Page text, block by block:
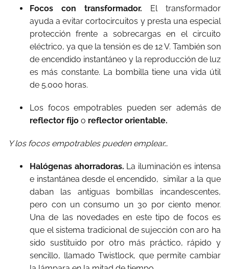
Focos con transformador. El transformador
ayuda a evitar cortocircuitos y presta una especial
protección frente a sobrecargas en el circuito
eléctrico, ya que la tensión es de 12 V. También son
de encendido instantáneo y la reproducción de luz
es más constante. La bombilla tiene una vida útil
de 5.000 horas.
Los focos empotrables pueden ser además de
reflector fijo o reflector orientable.
Y los focos empotrables pueden emplear…
Halógenas ahorradoras. La iluminación es intensa
e instantánea desde el encendido, similar a la que
daban las antiguas bombillas incandescentes,
pero con un consumo un 30 por ciento menor.
Una de las novedades en este tipo de focos es
que el sistema tradicional de sujección con aro ha
sido sustituido por otro más práctico, rápido y
sencillo, llamado Twistlock, que permite cambiar